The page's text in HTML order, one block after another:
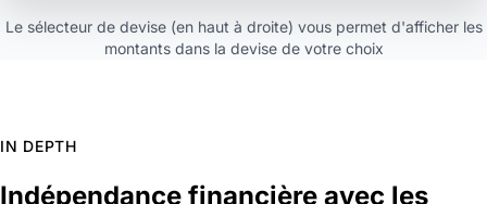
Le sélecteur de devise (en haut à droite) vous permet d'afficher les
montants dans la devise de votre choix
IN DEPTH
Indépendance financière avec les